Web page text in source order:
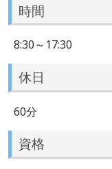
時間
8:30～17:30
休日
60分
資格